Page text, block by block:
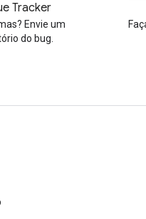
Tracker
Envie um
do bug.